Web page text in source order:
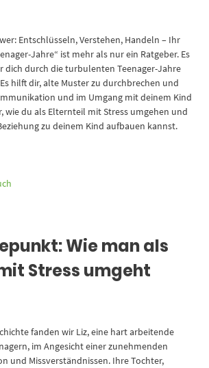
Entschlüsseln, Verstehen, Handeln – Ihr
Jahre“ ist mehr als nur ein Ratgeber. Es
dich durch die turbulenten Teenager-Jahre
hilft dir, alte Muster zu durchbrechen und
und im Umgang mit deinem Kind
wie du als Elternteil mit Stress umgehen und
zu deinem Kind aufbauen kannst.
Wie man als
Stress umgeht
fanden wir Liz, eine hart arbeitende
im Angesicht einer zunehmenden
und Missverständnissen. Ihre Tochter,